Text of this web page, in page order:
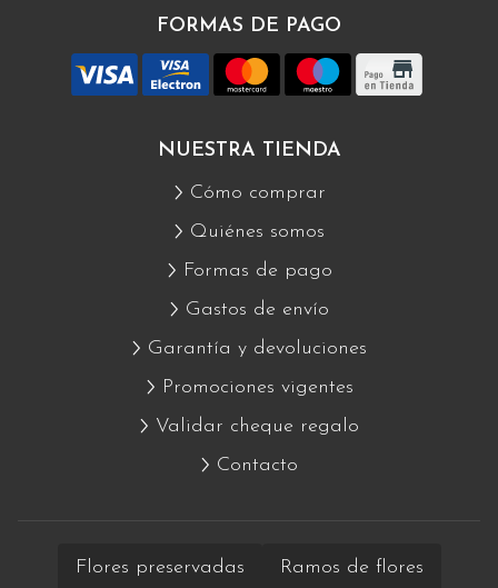
FORMAS DE PAGO
NUESTRA TIENDA
Cómo comprar
Quiénes somos
Formas de pago
Gastos de envío
Garantía y devoluciones
Promociones vigentes
Validar cheque regalo
Contacto
Flores preservadas Ramos de flores